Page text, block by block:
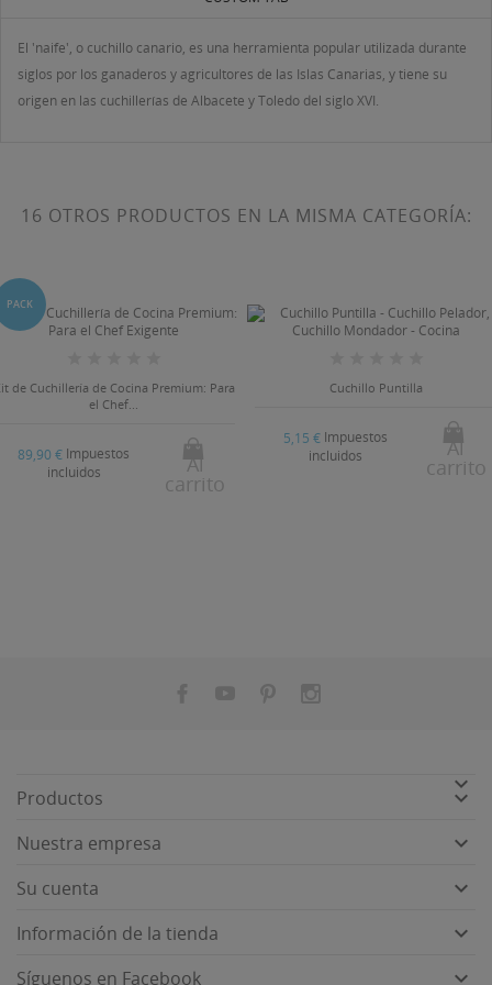
El 'naife', o cuchillo canario, es una herramienta popular utilizada durante
siglos por los ganaderos y agricultores de las Islas Canarias, y tiene su
origen en las cuchillerías de Albacete y Toledo del siglo XVI.
16 OTROS PRODUCTOS EN LA MISMA CATEGORÍA:
PACK
de Cuchillería de Cocina Premium: Para
el Chef...
89,90 € Impuestos
incluidos
Al
carrito
Cuchillo Puntilla
5,15 € Impuestos
incluidos
Al
carrito

Productos 
Nuestra empresa 
Su cuenta 
Información de la tienda 
Síguenos en Facebook 